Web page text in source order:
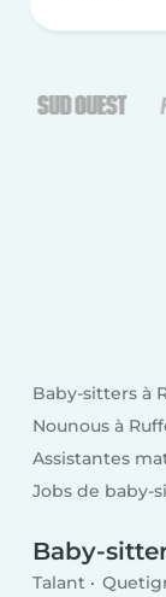
Baby-sitters à
Nounous à
Assistantes
Jobs de baby-
Baby-
Talant